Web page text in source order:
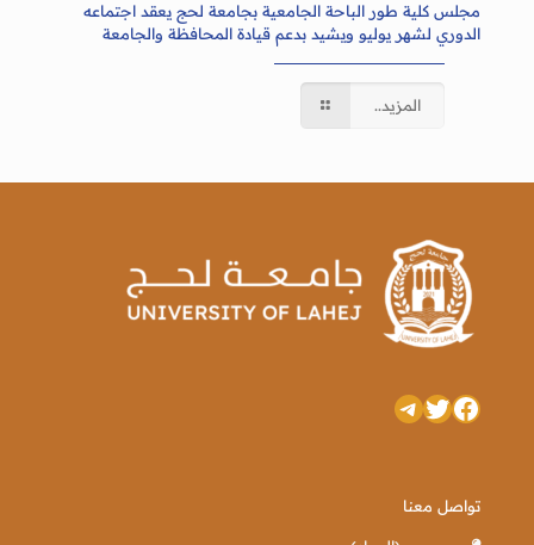
مجلس كلية طور الباحة الجامعية بجامعة لحج يعقد اجتماعه
الدوري لشهر يوليو ويشيد بدعم قيادة المحافظة والجامعة
المزيد..
فيسبوك
تويترتيليجرام
تواصل معنا